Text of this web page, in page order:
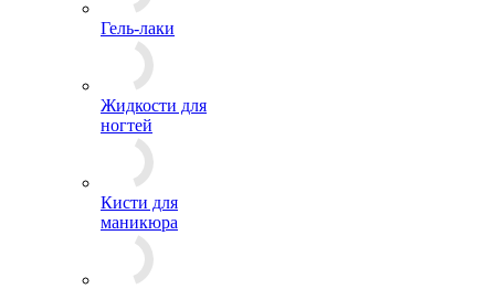
Гель-лаки
Жидкости для
ногтей
Кисти для
маникюра